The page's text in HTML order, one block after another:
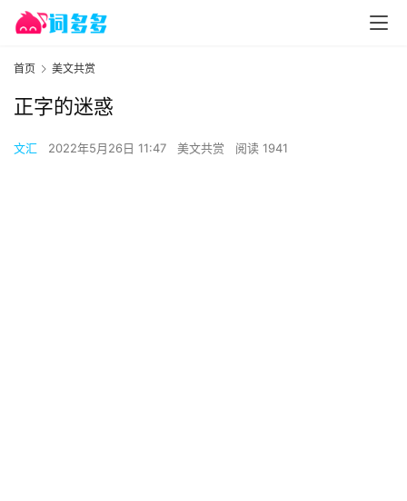
首页 美文共赏
正字的迷惑
文汇 2022年5月26日 11:47 美文共赏 阅读 1941